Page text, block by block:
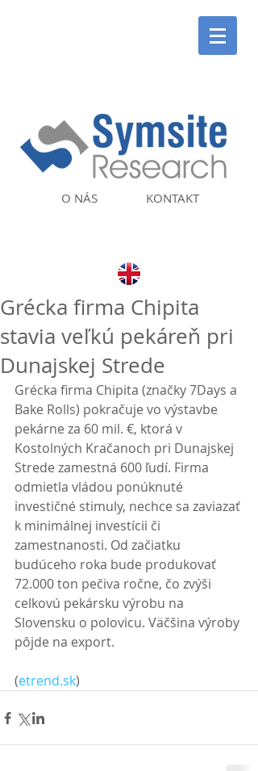
KONTAKT
O NÁS
Grécka firma Chipita
stavia veľkú pekáreň pri
Dunajskej Strede
Grécka firma Chipita (značky 7Days a
Bake Rolls) pokračuje vo výstavbe
pekárne za 60 mil. €, ktorá v
Kostolných Kračanoch pri Dunajskej
Strede zamestná 600 ľudí. Firma
odmietla vládou ponúknuté
investičné stimuly, nechce sa zaviazať
k minimálnej investícii či
zamestnanosti. Od začiatku
budúceho roka bude produkovať
72.000 ton pečiva ročne, čo zvýši
celkovú pekársku výrobu na
Slovensku o polovicu. Väčšina výroby
pôjde na export.
(etrend.sk)